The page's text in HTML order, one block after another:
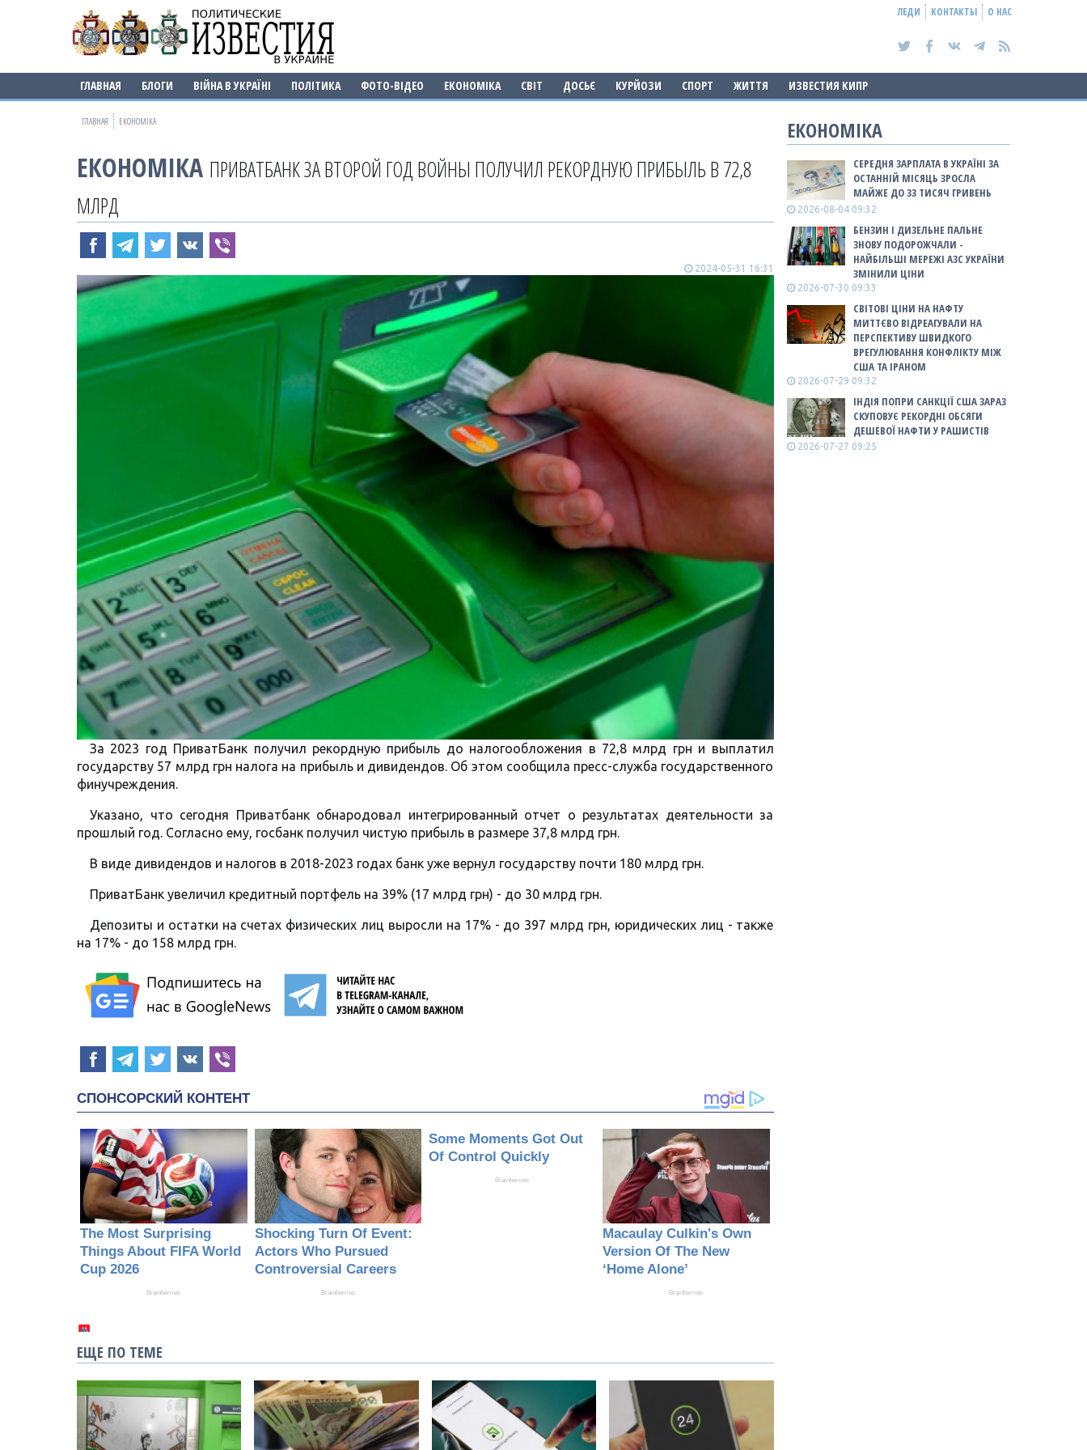
ЛЕДИ КОНТАКТЫ О НАС
ГЛАВНАЯ БЛОГИ ВІЙНА В УКРАЇНІ ПОЛІТИКА ФОТО-ВІДЕО ЕКОНОМІКА СВІТ ДОСЬЄ КУРЙОЗИ СПОРТ ЖИТТЯ ИЗВЕСТИЯ КИПР
ГЛАВНАЯ ЕКОНОМІКА
ЕКОНОМІКА ПРИВАТБАНК ЗА ВТОРОЙ ГОД ВОЙНЫ ПОЛУЧИЛ РЕКОРДНУЮ ПРИБЫЛЬ В 72,8
МЛРД
2024-05-31 16:31
За 2023 год ПриватБанк получил рекордную прибыль до налогообложения в 72,8 млрд грн и выплатил
государству 57 млрд грн налога на прибыль и дивидендов. Об этом сообщила пресс-служба государственного
финучреждения.
Указано, что сегодня Приватбанк обнародовал интегрированный отчет о результатах деятельности за
прошлый год. Согласно ему, госбанк получил чистую прибыль в размере 37,8 млрд грн.
В виде дивидендов и налогов в 2018-2023 годах банк уже вернул государству почти 180 млрд грн.
ПриватБанк увеличил кредитный портфель на 39% (17 млрд грн) - до 30 млрд грн.
Депозиты и остатки на счетах физических лиц выросли на 17% - до 397 млрд грн, юридических лиц - также
на 17% - до 158 млрд грн.
ЕЩЕ ПО ТЕМЕ
ЕКОНОМІКА
СЕРЕДНЯ ЗАРПЛАТА В УКРАЇНІ ЗА
ОСТАННІЙ МІСЯЦЬ ЗРОСЛА
МАЙЖЕ ДО 33 ТИСЯЧ ГРИВЕНЬ
2026-08-04 09:32
БЕНЗИН І ДИЗЕЛЬНЕ ПАЛЬНЕ
ЗНОВУ ПОДОРОЖЧАЛИ -
НАЙБІЛЬШІ МЕРЕЖІ АЗС УКРАЇНИ
ЗМІНИЛИ ЦІНИ
2026-07-30 09:33
СВІТОВІ ЦІНИ НА НАФТУ
МИТТЄВО ВІДРЕАГУВАЛИ НА
ПЕРСПЕКТИВУ ШВИДКОГО
ВРЕГУЛЮВАННЯ КОНФЛІКТУ МІЖ
США ТА ІРАНОМ
2026-07-29 09:32
ІНДІЯ ПОПРИ САНКЦІЇ США ЗАРАЗ
СКУПОВУЄ РЕКОРДНІ ОБСЯГИ
ДЕШЕВОЇ НАФТИ У РАШИСТІВ
2026-07-27 09:25